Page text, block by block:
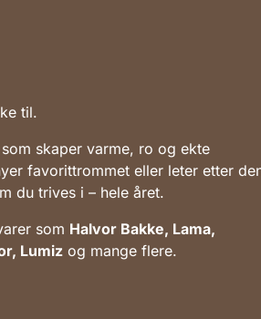
til.
skaper varme, ro og ekte
favorittrommet eller leter etter
du trives i – hele året.
som Halvor Bakke, Lama,
Lumiz og mange flere.